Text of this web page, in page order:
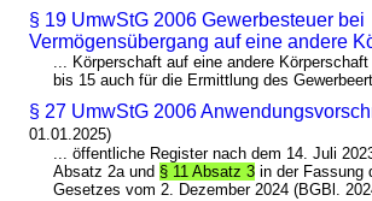
§ 19 UmwStG 2006 Gewerbesteuer bei
Vermögensübergang auf eine andere
... Körperschaft auf eine andere
bis 15 auch für die Ermittlung des
§ 27 UmwStG 2006
01.01.2025)
... öffentliche Register nach dem 14. Juli
Absatz 2a und § 11 Absatz 3 in der Fassung
Gesetzes vom 2. Dezember 2024 (BGBl.